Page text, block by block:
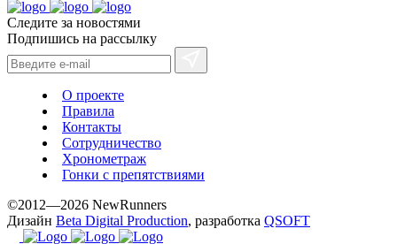
Следите за новостями
Подпишись на рассылку
О проекте
Правила
Контакты
Сотрудничество
Хронометраж
Гонки с препятствиями
©2012—2026 NewRunners
Дизайн Beta Digital Production, разработка QSOFT